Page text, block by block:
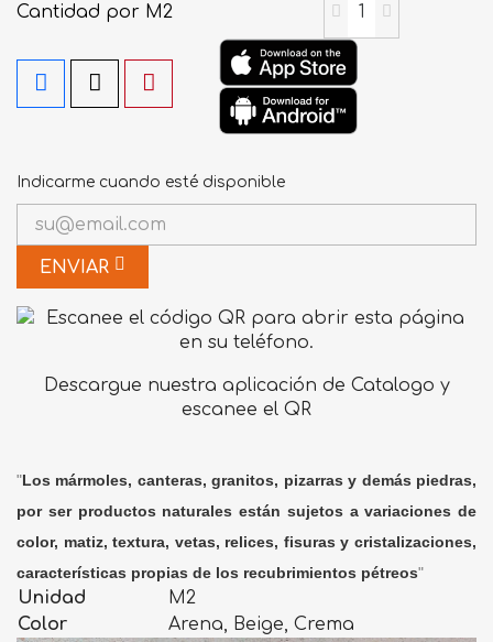
Cantidad por M2
Indicarme cuando esté disponible
ENVIAR
Descargue nuestra aplicación de Catalogo y
escanee el QR
"Los mármoles, canteras, granitos, pizarras y demás piedras,
por ser productos naturales están sujetos a variaciones de
color, matiz, textura, vetas, relices, fisuras y cristalizaciones,
características propias de los recubrimientos pétreos"
Unidad
M2
Color
Arena, Beige, Crema